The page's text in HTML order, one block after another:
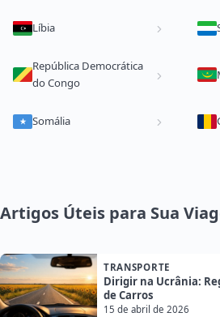
Líbia
República Democrática
do Congo
Somália
Artigos Úteis para Sua
TRANSPORTE
Dirigir na Ucrânia:
de Carros
15 de abril de 2026